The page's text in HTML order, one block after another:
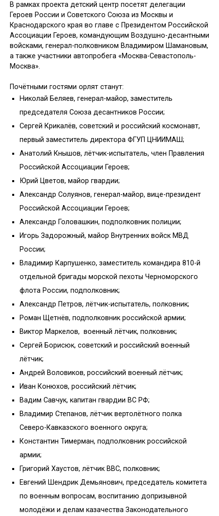
В рамках проекта детский центр посетят делегации
Героев России и Советского Союза из Москвы и
Краснодарского края во главе с Президентом Российской
Ассоциации Героев, командующим Воздушно-десантными
войсками, генерал-полковником Владимиром Шамановым,
а также участники автопробега «Москва-Севастополь-
Москва».
Почётными гостями орлят станут:
Николай Беляев, генерал-майор, заместитель
председателя Союза десантников России;
Сергей Крикалёв, советский и российский космонавт,
первый заместитель директора ФГУП ЦНИИМАШ;
Анатолий Кнышов, лётчик-испытатель, член Правления
Российской Ассоциации Героев;
Юрий Цветов, майор гвардии;
Александр Солуянов, генерал-майор, вице-президент
Российской Ассоциации Героев;
Александр Головашкин, подполковник полиции;
Игорь Задорожный, майор Внутренних войск МВД
России;
Владимир Карпушенко, заместитель командира 810-й
отдельной бригады морской пехоты Черноморского
флота России, подполковник;
Александр Петров, лётчик-испытатель, полковник;
Роман Щетнёв, подполковник российской армии;
Виктор Маркелов, военный лётчик, полковник;
Сергей Борисюк, советский и российский военный
лётчик;
Андрей Воловиков, российский военный лётчик;
Иван Конюхов, российский лётчик;
Вадим Савчук, капитан гвардии ВС РФ;
Владимир Степанов, лётчик вертолётного полка
Северо-Кавказского военного округа;
Константин Тимерман, подполковник российской
армии;
Григорий Хаустов, лётчик ВВС, полковник;
Евгений Шендрик Демьянович, председатель комитета
по военным вопросам, воспитанию допризывной
молодёжи и делам казачества Законодательного